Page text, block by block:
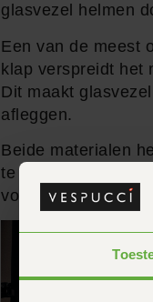
glasvezel helmen
Een van de meest
klap verspreidt het
Dit maakt
afleggen.
Beide materialen
te nemen bij het
voldoet aan de